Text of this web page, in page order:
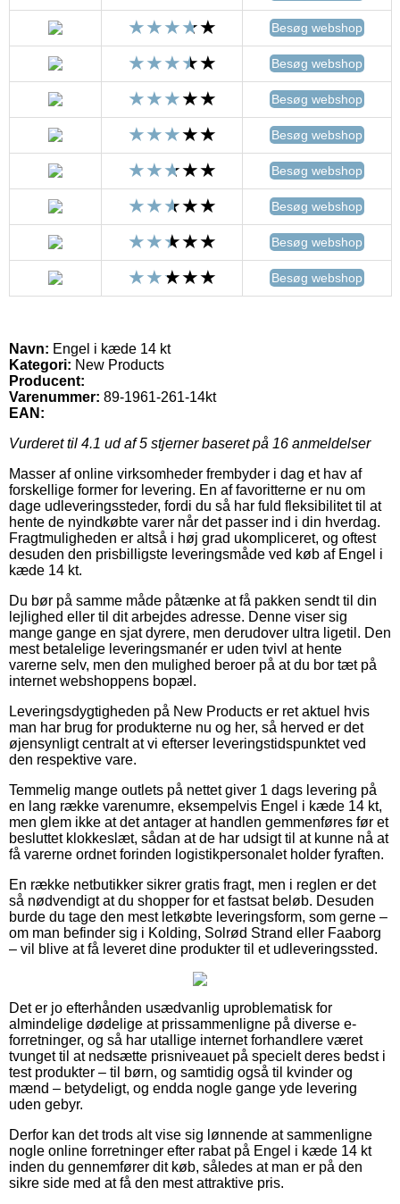
Besøg webshop
Besøg webshop
Besøg webshop
Besøg webshop
Besøg webshop
Besøg webshop
Besøg webshop
Besøg webshop
Navn: Engel i kæde 14 kt
Kategori: New Products
Producent:
Varenummer: 89-1961-261-14kt
EAN:
Vurderet til 4.1 ud af 5 stjerner baseret på 16 anmeldelser
Masser af online virksomheder frembyder i dag et hav af
forskellige former for levering. En af favoritterne er nu om
dage udleveringssteder, fordi du så har fuld fleksibilitet til at
hente de nyindkøbte varer når det passer ind i din hverdag.
Fragtmuligheden er altså i høj grad ukompliceret, og oftest
desuden den prisbilligste leveringsmåde ved køb af Engel i
kæde 14 kt.
Du bør på samme måde påtænke at få pakken sendt til din
lejlighed eller til dit arbejdes adresse. Denne viser sig
mange gange en sjat dyrere, men derudover ultra ligetil. Den
mest betalelige leveringsmanér er uden tvivl at hente
varerne selv, men den mulighed beroer på at du bor tæt på
internet webshoppens bopæl.
Leveringsdygtigheden på New Products er ret aktuel hvis
man har brug for produkterne nu og her, så herved er det
øjensynligt centralt at vi efterser leveringstidspunktet ved
den respektive vare.
Temmelig mange outlets på nettet giver 1 dags levering på
en lang række varenumre, eksempelvis Engel i kæde 14 kt,
men glem ikke at det antager at handlen gemmenføres før et
besluttet klokkeslæt, sådan at de har udsigt til at kunne nå at
få varerne ordnet forinden logistikpersonalet holder fyraften.
En række netbutikker sikrer gratis fragt, men i reglen er det
så nødvendigt at du shopper for et fastsat beløb. Desuden
burde du tage den mest letkøbte leveringsform, som gerne –
om man befinder sig i Kolding, Solrød Strand eller Faaborg
– vil blive at få leveret dine produkter til et udleveringssted.
Det er jo efterhånden usædvanlig uproblematisk for
almindelige dødelige at prissammenligne på diverse e-
forretninger, og så har utallige internet forhandlere været
tvunget til at nedsætte prisniveauet på specielt deres bedst i
test produkter – til børn, og samtidig også til kvinder og
mænd – betydeligt, og endda nogle gange yde levering
uden gebyr.
Derfor kan det trods alt vise sig lønnende at sammenligne
nogle online forretninger efter rabat på Engel i kæde 14 kt
inden du gennemfører dit køb, således at man er på den
sikre side med at få den mest attraktive pris.